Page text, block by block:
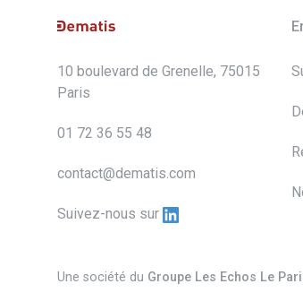
10 boulevard de Grenelle, 75015
Paris
01 72 36 55 48
contact@dematis.com
Suivez-nous sur
Une société du Groupe Les Echos Le